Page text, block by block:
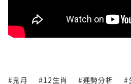
#鬼月 #12生肖 #運勢分析 #